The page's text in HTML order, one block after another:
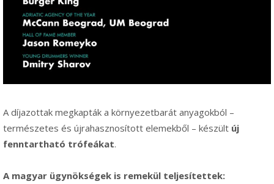
A díjazottak megkapták a környezetbarát anyagokból –
természetes és újrahasznosított elemekből – készült új
fenntartható trófeákat.
A magyar ügynökségek is remekül teljesítettek: